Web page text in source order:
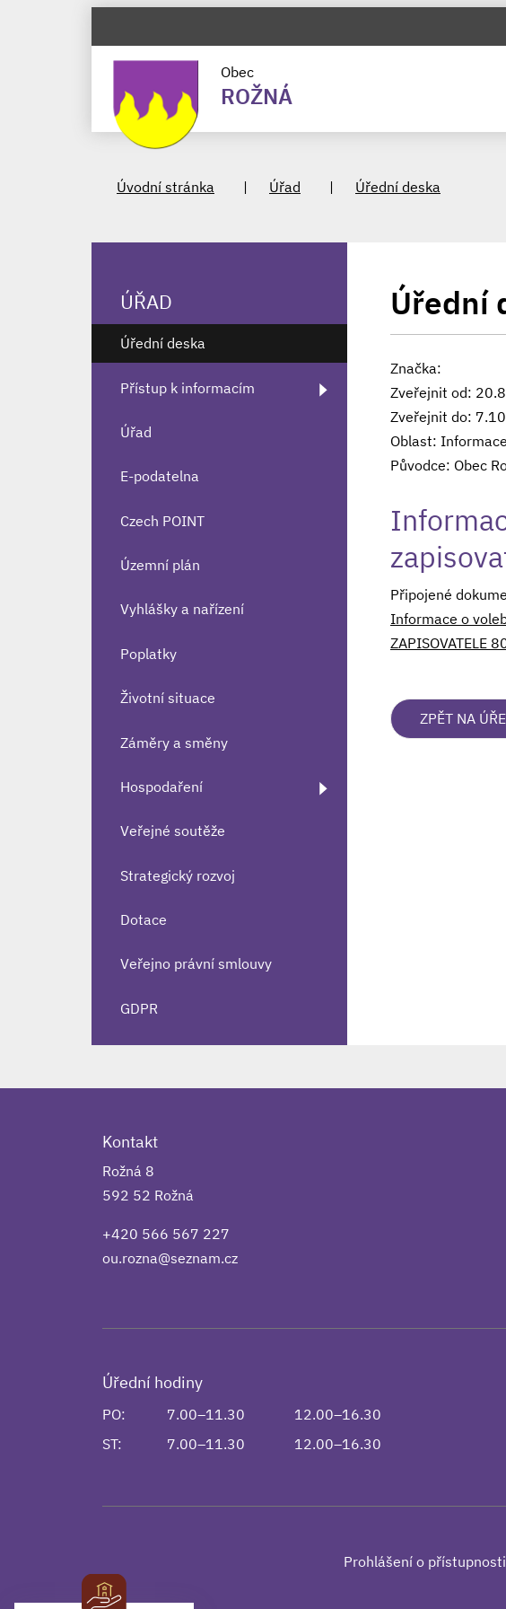
Obec
ROŽNÁ
Úvodní stránka Úřad Úřední deska
Úřední
Značka:
Zveřejnit od:
Zveřejnit do:
Oblast: Informace
Původce: Obec
Připojené
Informace o
ZAPISOVATELE
ZPĚT NA
ÚŘAD
Úřední deska
Přístup k informacím
Úřad
E-podatelna
Czech POINT
Územní plán
Vyhlášky a nařízení
Poplatky
Životní situace
Záměry a směny
Hospodaření
Veřejné soutěže
Strategický rozvoj
Dotace
Veřejno právní smlouvy
GDPR
Kontakt
Rožná 8
592 52 Rožná
+420 566 567 227
ou.rozna@seznam.cz
Úřední hodiny
PO: 7.00–11.30
12.00–16.30
ST:
7.00–11.30 12.00–16.30
Prohlášení o přístupnosti